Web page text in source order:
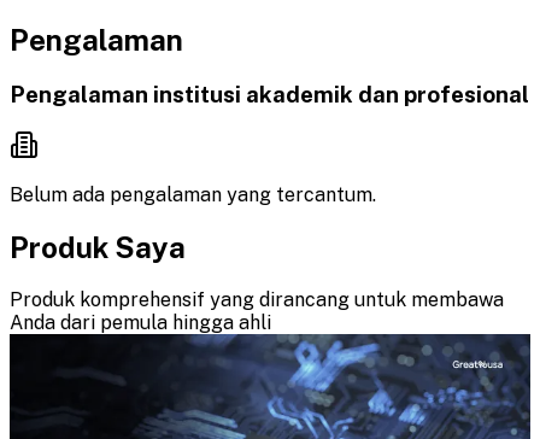
Pengalaman
Pengalaman institusi akademik dan profesional
Belum ada pengalaman yang tercantum.
Produk Saya
Produk komprehensif yang dirancang untuk membawa
Anda dari pemula hingga ahli